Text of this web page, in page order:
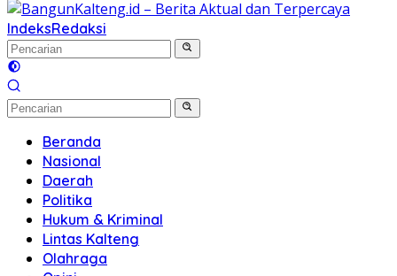
IndeksRedaksi
Beranda
Nasional
Daerah
Politika
Hukum & Kriminal
Lintas Kalteng
Olahraga